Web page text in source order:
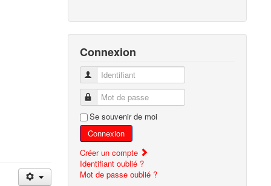
Connexion
Identifiant
Mot de passe
Se souvenir de moi
Connexion
Créer un compte
Identifiant oublié ?
Mot de passe oublié ?